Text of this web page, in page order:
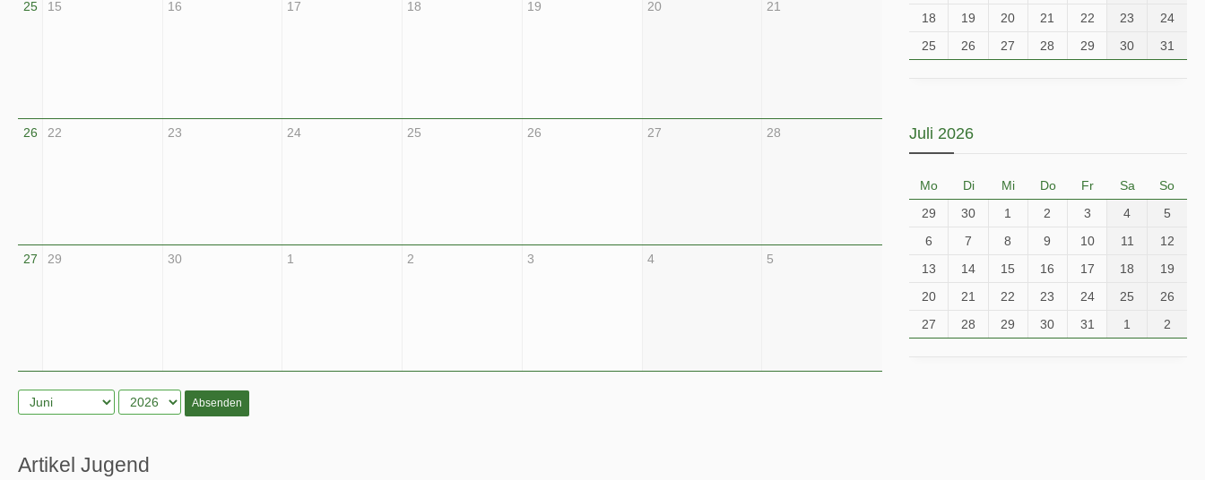
25 15 16 17 18 19 20 21
26 22 23 24 25 26 27 28
27 29 30 1 2 3 4 5
Absenden
Artikel Jugend
18
19 20 21 22 23
24
25
26 27 28 29 30 31
Juli 2026
Mo Di Mi Do Fr Sa
So
29
30 1 2 3 4
5
6
7 8 9 10 11
12
13
14 15 16 17 18
19
20
21 22 23 24 25
26
27
28 29 30 31 1 2